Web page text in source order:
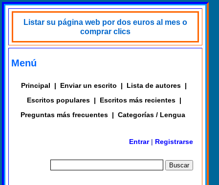
Listar su página web por dos euros al mes o
comprar clics
Menú
Principal | Enviar un escrito | Lista de autores |
Escritos populares | Escritos más recientes |
Preguntas más frecuentes | Categorías / Lengua
Entrar| Registrarse